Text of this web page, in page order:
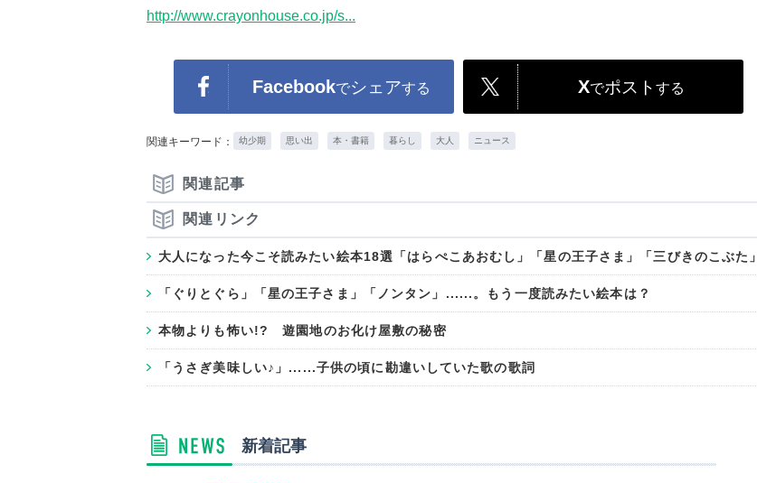
http://www.crayonhouse.co.jp/s...
Facebookでシェアする Xでポスト する
関連キーワード： 幼少期 思い出 本・書籍 暮らし 大人 ニュース
関連記事
関連リンク
大人になった今こそ読みたい絵本18選「はらぺこあおむし」「星の王子さま」「三びきのこぶた」
「ぐりとぐら」「星の王子さま」「ノンタン」......。もう一度読みたい絵本は？
本物よりも怖い!? 遊園地のお化け屋敷の秘密
「うさぎ美味しい♪」......子供の頃に勘違いしていた歌の歌詞
新着記事